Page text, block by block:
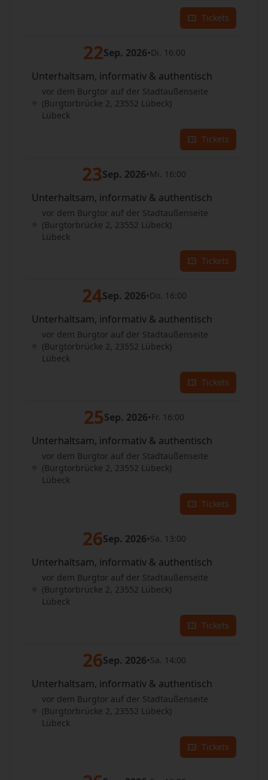
Tickets
22Sep. 2026•Di. 16:00
Unterhaltsam, informativ & authentisch
vor dem Burgtor auf der Stadtaußenseite
(Burgtorbrücke 2, 23552 Lübeck)
Lübeck
Tickets
23Sep. 2026•Mi. 16:00
Unterhaltsam, informativ & authentisch
vor dem Burgtor auf der Stadtaußenseite
(Burgtorbrücke 2, 23552 Lübeck)
Lübeck
Tickets
24Sep. 2026•Do. 16:00
Unterhaltsam, informativ & authentisch
vor dem Burgtor auf der Stadtaußenseite
(Burgtorbrücke 2, 23552 Lübeck)
Lübeck
Tickets
25Sep. 2026•Fr. 16:00
Unterhaltsam, informativ & authentisch
vor dem Burgtor auf der Stadtaußenseite
(Burgtorbrücke 2, 23552 Lübeck)
Lübeck
Tickets
26Sep. 2026•Sa. 13:00
Unterhaltsam, informativ & authentisch
vor dem Burgtor auf der Stadtaußenseite
(Burgtorbrücke 2, 23552 Lübeck)
Lübeck
Tickets
26Sep. 2026•Sa. 14:00
Unterhaltsam, informativ & authentisch
vor dem Burgtor auf der Stadtaußenseite
(Burgtorbrücke 2, 23552 Lübeck)
Lübeck
Tickets